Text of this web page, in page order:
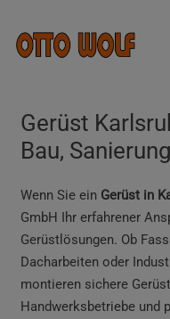
Gerüst
Bau,
Wenn Sie ein Gerüst in
GmbH Ihr erfahrener
Gerüstlösungen. Ob
Dacharbeiten oder
montieren sichere
Handwerksbetriebe und